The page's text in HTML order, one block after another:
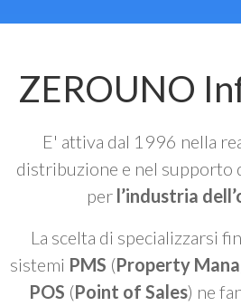
ZEROUNO
E' attiva dal 1996 nella
distribuzione e nel supporto
per l’industria
La scelta di specializzarsi
sistemi PMS (Property
POS (Point of Sales) ne